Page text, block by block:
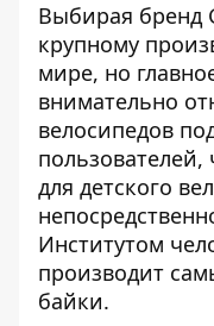
Выбирая бренд
крупному
мире, но
внимательно
велосипедов
для детского
Институтом
производит
байки.